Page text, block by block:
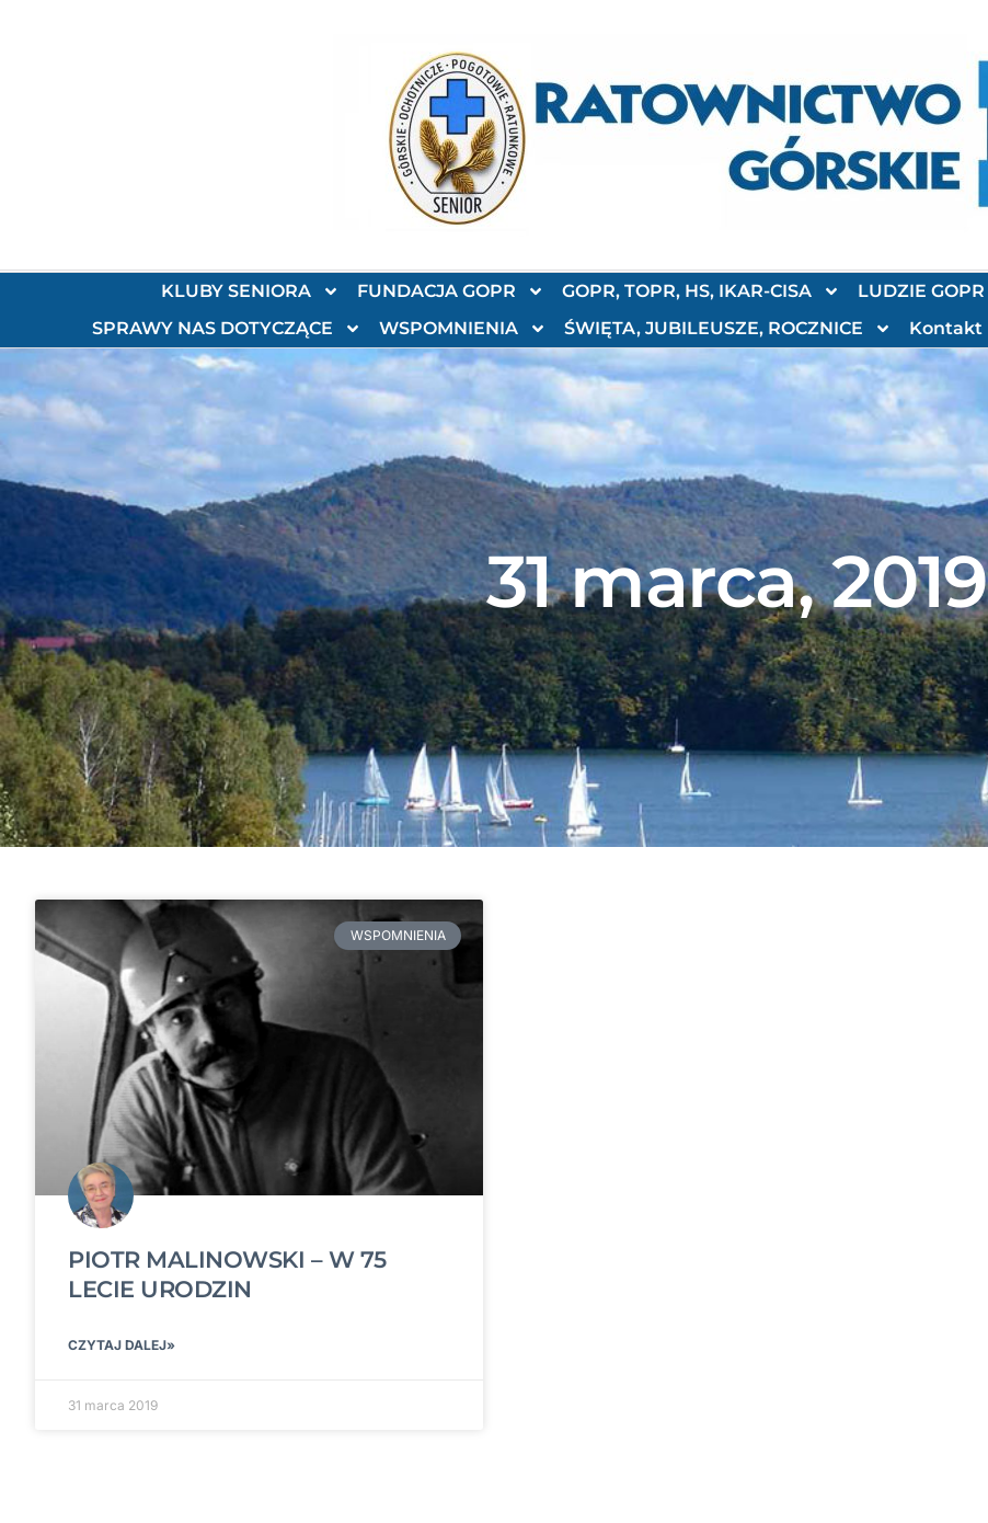
KLUBY SENIORA FUNDACJA GOPR GOPR, TOPR, HS, IKAR-CISA
LUDZIE GOPR
SPRAWY NAS DOTYCZĄCE
WSPOMNIENIA ŚWIĘTA, JUBILEUSZE, ROCZNICE Kontakt
31 marca, 2019
WSPOMNIENIA
PIOTR MALINOWSKI – W 75
LECIE URODZIN
CZYTAJ DALEJ»
31 marca 2019